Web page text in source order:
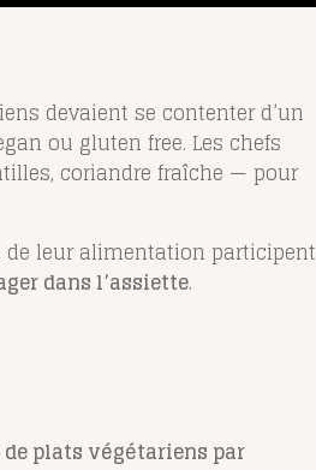
devaient se contenter d’un
ou gluten free. Les chefs
coriandre fraîche — pour
de leur alimentation participent
dans l’assiette.
plats végétariens par